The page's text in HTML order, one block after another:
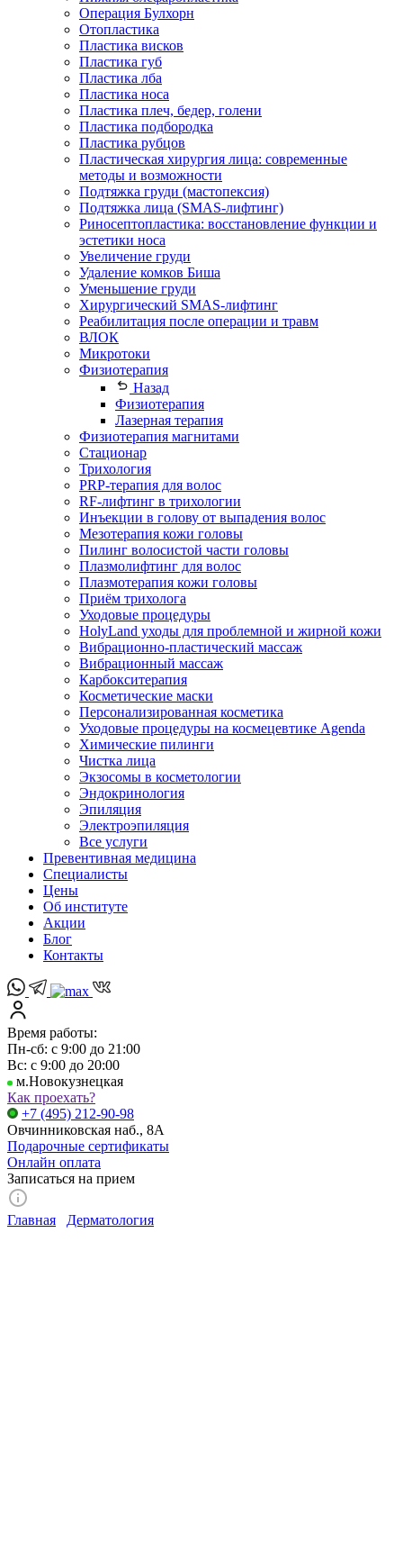
Операция Булхорн
Отопластика
Пластика висков
Пластика губ
Пластика лба
Пластика носа
Пластика плеч, бедер, голени
Пластика подбородка
Пластика рубцов
Пластическая хирургия лица: современные
методы и возможности
Подтяжка груди (мастопексия)
Подтяжка лица (SMAS-лифтинг)
Риносептопластика: восстановление функции и
эстетики носа
Увеличение груди
Удаление комков Биша
Уменьшение груди
Хирургический SMAS-лифтинг
Реабилитация после операции и травм
ВЛОК
Микротоки
Физиотерапия
Назад
Физиотерапия
Лазерная терапия
Физиотерапия магнитами
Стационар
Трихология
PRP-терапия для волос
RF-лифтинг в трихологии
Инъекции в голову от выпадения волос
Мезотерапия кожи головы
Пилинг волосистой части головы
Плазмолифтинг для волос
Плазмотерапия кожи головы
Приём трихолога
Уходовые процедуры
HolyLand уходы для проблемной и жирной кожи
Вибрационно-пластический массаж
Вибрационный массаж
Карбокситерапия
Косметические маски
Персонализированная косметика
Уходовые процедуры на космецевтике Agenda
Химические пилинги
Чистка лица
Экзосомы в косметологии
Эндокринология
Эпиляция
Электроэпиляция
Все услуги
Превентивная медицина
Специалисты
Цены
Об институте
Акции
Блог
Контакты
Время работы:
Пн-сб: с 9:00 до 21:00
Вс: с 9:00 до 20:00
м.Новокузнецкая
Как проехать?
+7 (495) 212-90-98
Овчинниковская наб., 8А
Подарочные сертификаты
Онлайн оплата
Записаться на прием
Главная Дерматология